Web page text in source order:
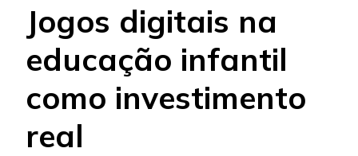
Jogos digitais na
educação infantil
como investimento
real